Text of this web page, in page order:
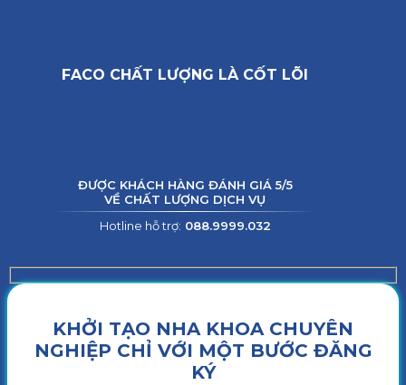
FACO CHẤT LƯỢNG LÀ CỐT LÕI
ĐƯỢC KHÁCH HÀNG ĐÁNH GIÁ 5/5
VỀ CHẤT LƯỢNG DỊCH VỤ
Hotline hỗ trợ: 088.9999.032
KHỞI TẠO NHA KHOA CHUYÊN
NGHIỆP CHỈ VỚI MỘT BƯỚC ĐĂNG
KÝ